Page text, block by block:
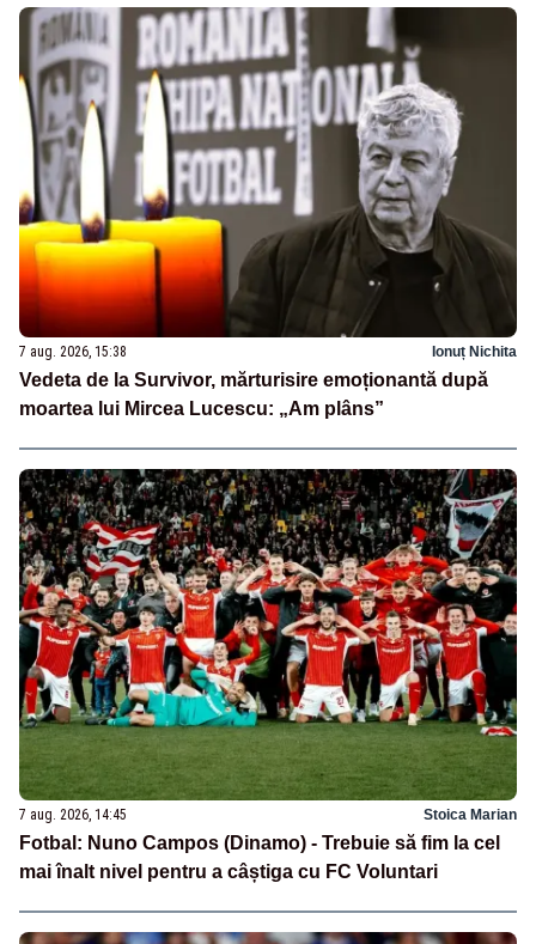
7 aug. 2026, 15:38 Ionuț Nichita
Vedeta de la Survivor, mărturisire emoționantă după
moartea lui Mircea Lucescu: „Am plâns”
7 aug. 2026, 14:45 Stoica Marian
Fotbal: Nuno Campos (Dinamo) - Trebuie să fim la cel
mai înalt nivel pentru a câștiga cu FC Voluntari